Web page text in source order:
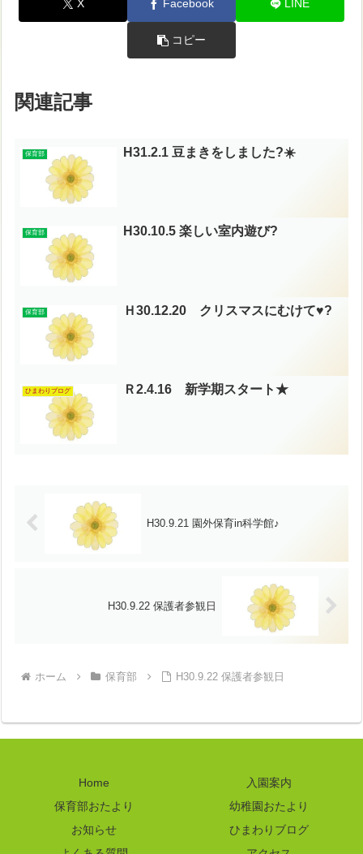
X Facebook LINE
コピー
関連記事
保育部 H31.2.1 豆まきをしました?☀️
保育部 H30.10.5 楽しい室内遊び?
保育部 Ｈ30.12.20 クリスマスにむけて♥?
ひまわりブログ Ｒ2.4.16 新学期スタート★
H30.9.21 園外保育in科学館♪
H30.9.22 保護者参観日
ホーム 保育部 H30.9.22 保護者参観日
Home
入園案内
保育部おたより
幼稚園おたより
お知らせ
ひまわりブログ